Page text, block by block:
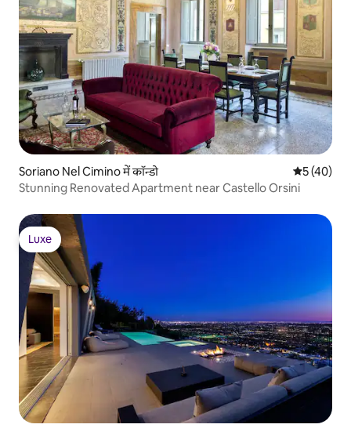
Soriano Nel Cimino में कॉन्डो औसत रेटिंग
5 (40)
Stunning Renovated Apartment near Castello Orsini
Luxe
Luxe